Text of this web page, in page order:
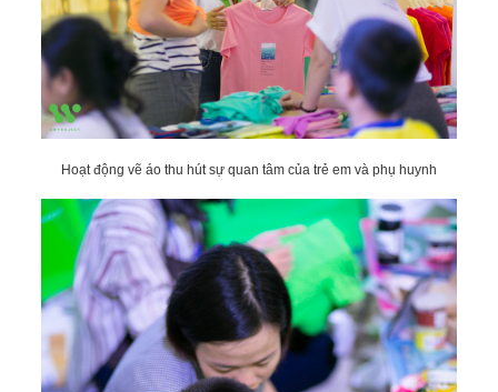
Hoạt động vẽ áo thu hút sự quan tâm của trẻ em và phụ huynh